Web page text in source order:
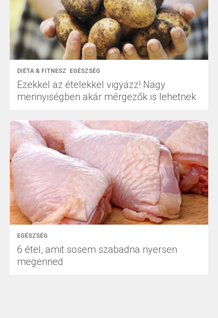
DIÉTA & FITNESZ EGÉSZSÉG
Ezekkel az ételekkel vigyázz! Nagy
mennyiségben akár mérgezők is lehetnek
EGÉSZSÉG
6 étel, amit sosem szabadna nyersen
megenned